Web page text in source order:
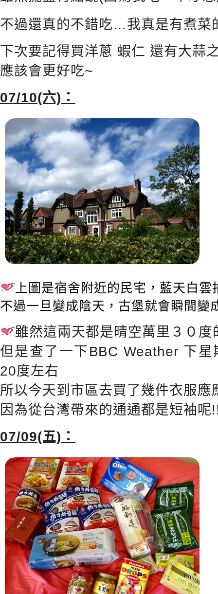
不過還真的不錯吃…我真是有煮菜
下次要記得買洋蔥 蝦仁 還有大蒜
應該會更好吃~
07/10(六)：
上圖是宿舍附近的民宅，藍天白雲
不過一旦變成陰天，古堡就會瞬間變
雖然這兩天都是晴空萬里３０度
但是查了一下BBC Weather 下
20度左右
所以今天到市區去買了幾件衣服應
因為從台灣帶來的通通都是短袖呢
07/09(五)：